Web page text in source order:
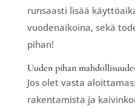
runsaasti lisää
vuodenaikoina, sekä
pihan!
Uuden pihan
Jos olet vasta
rakentamista ja